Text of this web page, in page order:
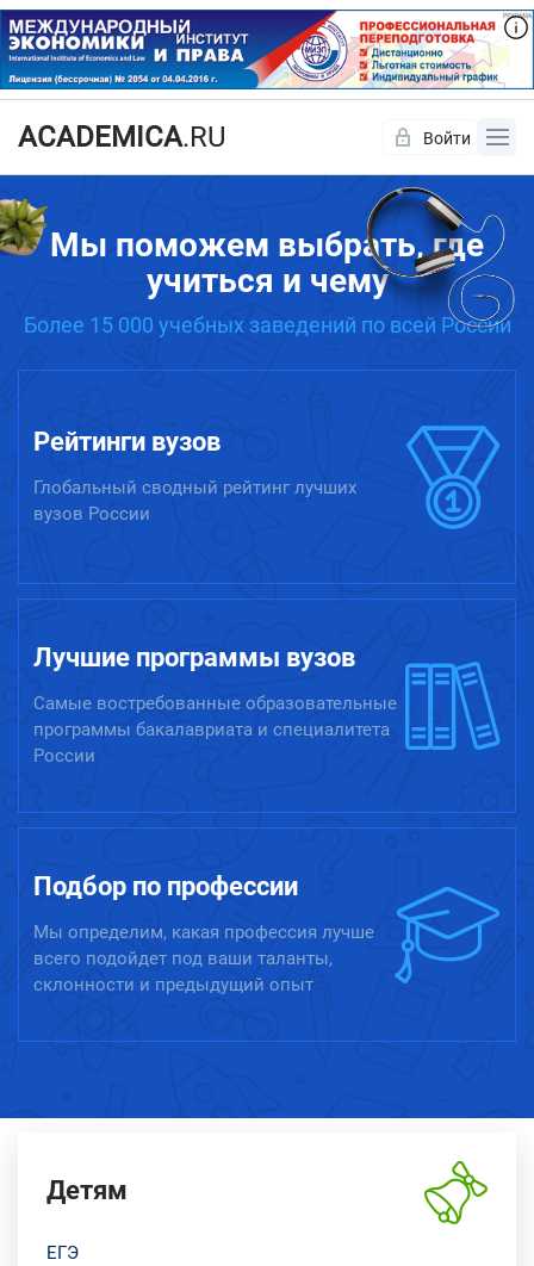
ACADEMICA.RU Войти
Мы поможем выбрать, где
учиться и чему
Более 15 000 учебных заведений по всей России
Рейтинги вузов
Глобальный сводный рейтинг лучших
вузов России
Лучшие программы вузов
Самые востребованные образовательные
программы бакалавриата и специалитета
России
Подбор по профессии
Мы определим, какая профессия лучше
всего подойдет под ваши таланты,
склонности и предыдущий опыт
Детям
ЕГЭ
Да Нет